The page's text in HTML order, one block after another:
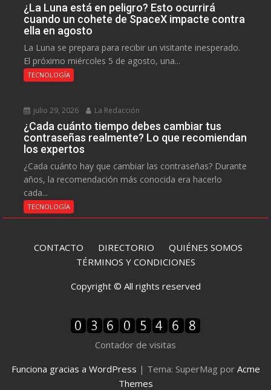
¿La Luna está en peligro? Esto ocurrirá
cuando un cohete de SpaceX impacte contra
ella en agosto
La Luna se prepara para recibir un visitante inesperado.
El próximo miércoles 5 de agosto, una...
TECNOLOGÍA
julio 29, 2026 La Redacción
¿Cada cuánto tiempo debes cambiar tus
contraseñas realmente? Lo que recomiendan
los expertos
¿Cada cuánto hay que cambiar las contraseñas? Durante
años, la recomendación más conocida era hacerlo
cada...
TECNOLOGÍA
CONTACTO DIRECTORIO QUIÉNES SOMOS
TÉRMINOS Y CONDICIONES
Copyright © All rights reserved
Contador de visitas
Funciona gracias a WordPress | Tema: SuperMag por Acme
Themes